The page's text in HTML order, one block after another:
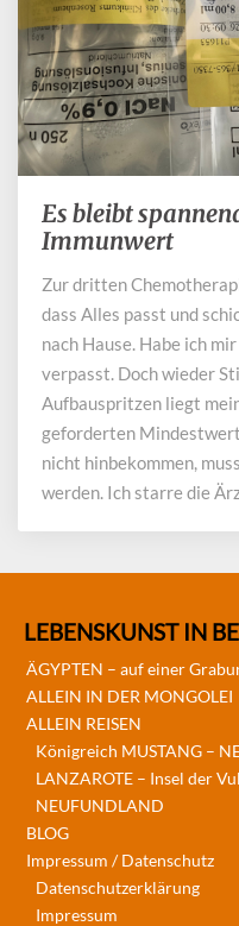
Es
bleibt
mit
meinem
Immunwert
Es bleibt
Immunwert
Zur dritten
dass Alles passt und
nach Hause. Habe ich
verpasst. Doch wieder
Aufbauspritzen liegt
geforderten
nicht hinbekommen,
werden. Ich starre die
LEBENSKUNST IN
ÄGYPTEN – auf einer
ALLEIN IN DER MONGOLEI
ALLEIN REISEN
Königreich MUSTANG –
LANZAROTE – Insel der
NEUFUNDLAND
BLOG
Impressum / Datenschutz
Datenschutzerklärung
Impressum